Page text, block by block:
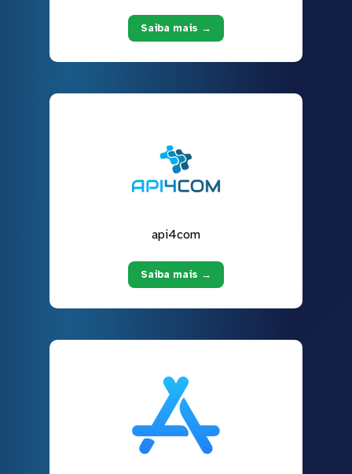
Saiba mais →
api4com
Saiba mais →